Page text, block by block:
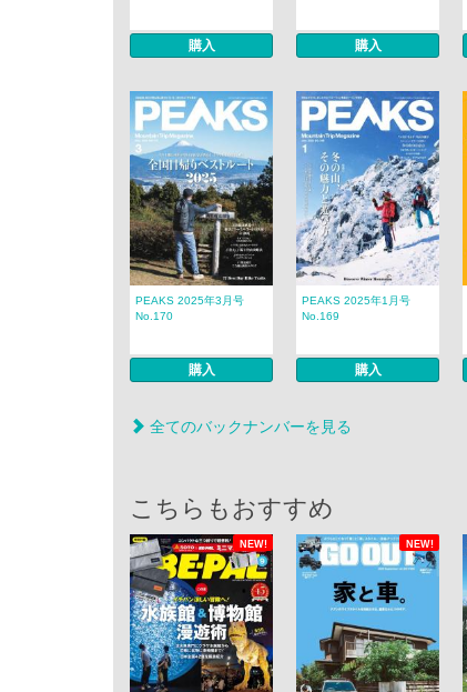
購入 購入
PEAKS 2025年3月号
No.170
購入
PEAKS 2025年1月号
No.169
購入
全てのバックナンバーを見る
こちらもおすすめ
NEW! NEW!